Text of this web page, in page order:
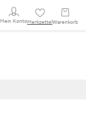
Mein KontoMerkzettel Warenkorb